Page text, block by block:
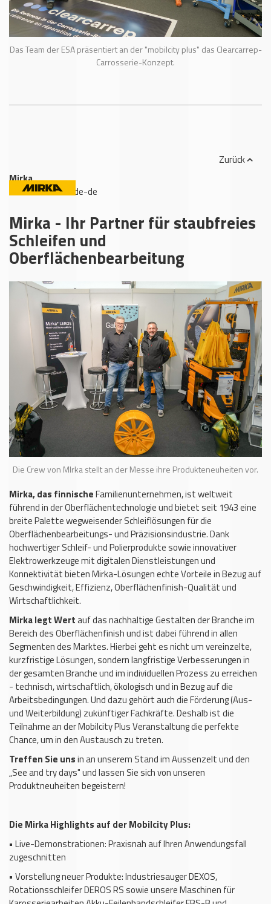
Das Team der ESA präsentiert an der "mobilcity plus" das Clearcarrep-
Carrosserie-Konzept.
Mirka,
www.mirka.com/de-de
Zurück
Mirka - Ihr Partner für staubfreies
Schleifen und
Oberflächenbearbeitung
Die Crew von MIrka stellt an der Messe ihre Produkteneuheiten vor.
Mirka, das finnischeFamilienunternehmen, ist weltweit
führend in der Oberflächentechnologie und bietet seit 1943 eine
breite Palette wegweisender Schleiflösungen für die
Oberflächenbearbeitungs- und Präzisionsindustrie. Dank
hochwertiger Schleif- und Polierprodukte sowie innovativer
Elektrowerkzeuge mit digitalen Dienstleistungen und
Konnektivität bieten Mirka-Lösungen echte Vorteile in Bezug auf
Geschwindigkeit, Effizienz, Oberflächenfinish-Qualität und
Wirtschaftlichkeit.
Mirka legt Wertauf das nachhaltige Gestalten der Branche im
Bereich des Oberflächenfinish und ist dabei führend in allen
Segmenten des Marktes. Hierbei geht es nicht um vereinzelte,
kurzfristige Lösungen, sondern langfristige Verbesserungen in
der gesamten Branche und im individuellen Prozess zu erreichen
- technisch, wirtschaftlich, ökologisch und in Bezug auf die
Arbeitsbedingungen. Und dazu gehört auch die Förderung (Aus-
und Weiterbildung) zukünftiger Fachkräfte. Deshalb ist die
Teilnahme an der Mobilcity Plus Veranstaltung die perfekte
Chance, um in den Austausch zu treten.
Treffen Sie unsin an unserem Stand im Aussenzelt und den
„See and try days" und lassen Sie sich von unseren
Produktneuheiten begeistern!
Die Mirka Highlights auf der Mobilcity Plus:
• Live-Demonstrationen: Praxisnah auf Ihren Anwendungsfall
zugeschnitten
• Vorstellung neuer Produkte: Industriesauger DEXOS,
Rotationsschleifer DEROS RS sowie unsere Maschinen für